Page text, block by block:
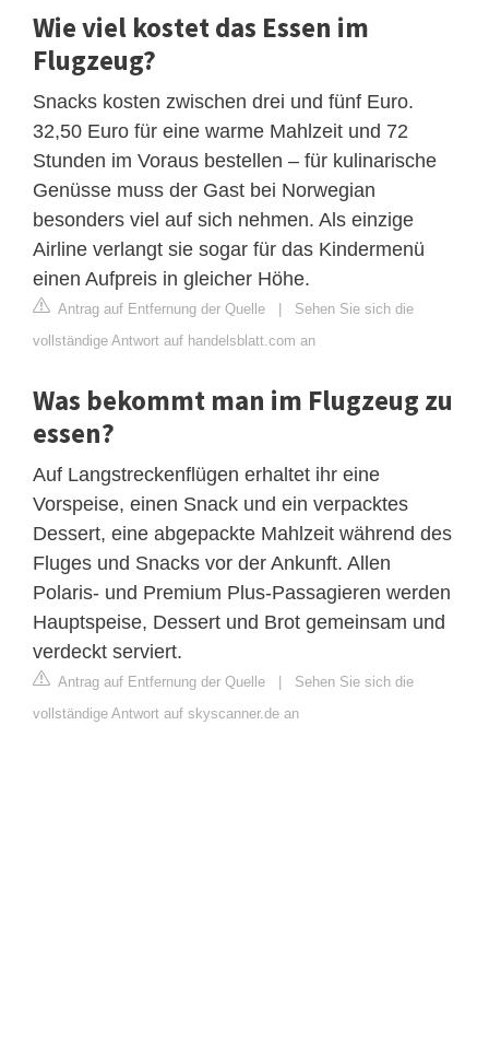
Wie viel kostet das Essen im
Flugzeug?
Snacks kosten zwischen drei und fünf Euro.
32,50 Euro für eine warme Mahlzeit und 72
Stunden im Voraus bestellen – für kulinarische
Genüsse muss der Gast bei Norwegian
besonders viel auf sich nehmen. Als einzige
Airline verlangt sie sogar für das Kindermenü
einen Aufpreis in gleicher Höhe.
Antrag auf Entfernung der Quelle | Sehen Sie sich die
vollständige Antwort auf handelsblatt.com an
Was bekommt man im Flugzeug zu
essen?
Auf Langstreckenflügen erhaltet ihr eine
Vorspeise, einen Snack und ein verpacktes
Dessert, eine abgepackte Mahlzeit während des
Fluges und Snacks vor der Ankunft. Allen
Polaris- und Premium Plus-Passagieren werden
Hauptspeise, Dessert und Brot gemeinsam und
verdeckt serviert.
Antrag auf Entfernung der Quelle | Sehen Sie sich die
vollständige Antwort auf skyscanner.de an